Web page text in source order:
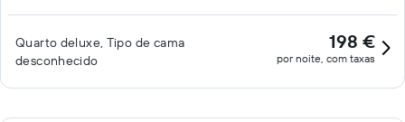
Quarto deluxe, Tipo de cama
desconhecido
198 €
por noite, com taxas